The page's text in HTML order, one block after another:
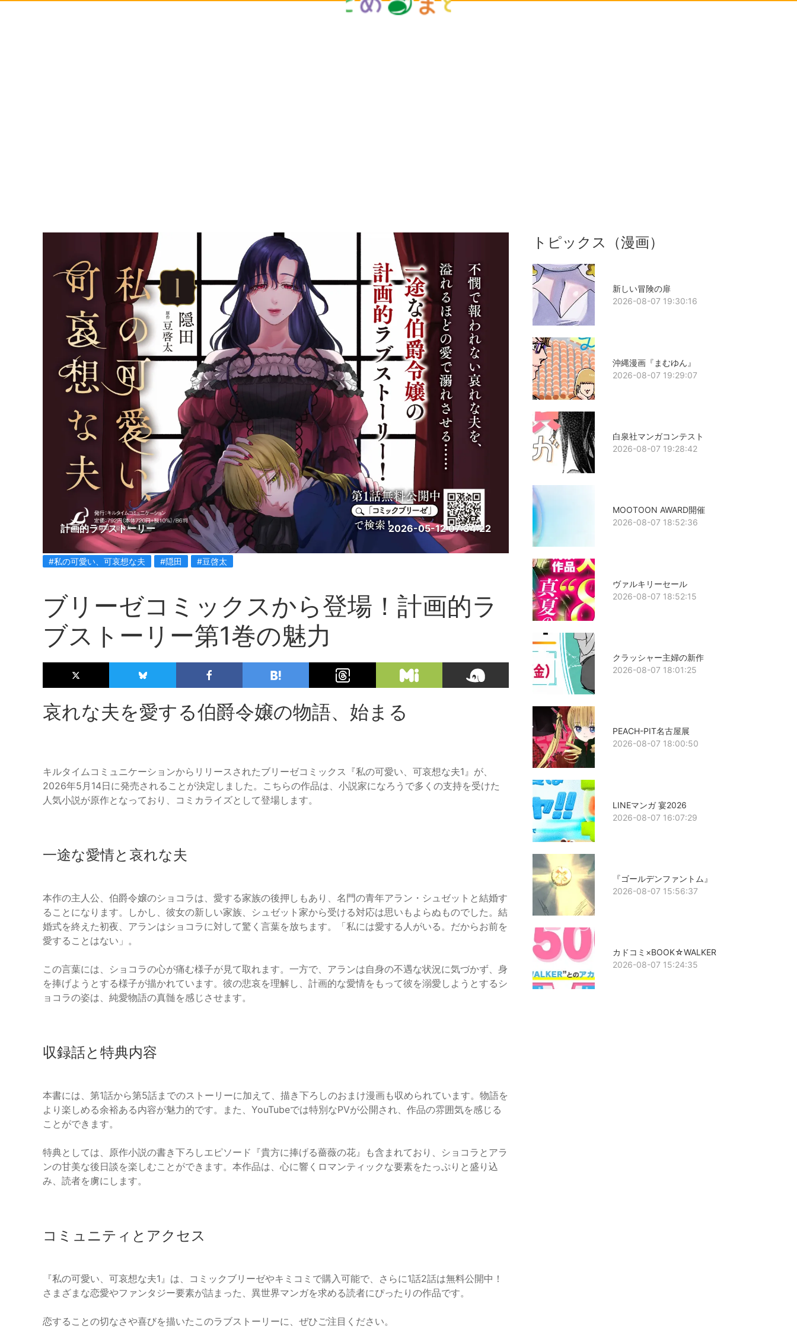
計画的ラブストーリー 2026-05-12 07:34:22
#私の可愛い、可哀想な夫 #隠田 #豆啓太
ブリーゼコミックスから登場！計画的ラ
ブストーリー第1巻の魅力
哀れな夫を愛する伯爵令嬢の物語、始まる
キルタイムコミュニケーションからリリースされたブリーゼコミックス『私の可愛い、可哀想な夫1』が、
2026年5月14日に発売されることが決定しました。こちらの作品は、小説家になろうで多くの支持を受けた
人気小説が原作となっており、コミカライズとして登場します。
一途な愛情と哀れな夫
本作の主人公、伯爵令嬢のショコラは、愛する家族の後押しもあり、名門の青年アラン・シュゼットと結婚す
ることになります。しかし、彼女の新しい家族、シュゼット家から受ける対応は思いもよらぬものでした。結
婚式を終えた初夜、アランはショコラに対して驚く言葉を放ちます。「私には愛する人がいる。だからお前を
愛することはない」。
この言葉には、ショコラの心が痛む様子が見て取れます。一方で、アランは自身の不遇な状況に気づかず、身
を捧げようとする様子が描かれています。彼の悲哀を理解し、計画的な愛情をもって彼を溺愛しようとするシ
ョコラの姿は、純愛物語の真髄を感じさせます。
収録話と特典内容
本書には、第1話から第5話までのストーリーに加えて、描き下ろしのおまけ漫画も収められています。物語を
より楽しめる余裕ある内容が魅力的です。また、YouTubeでは特別なPVが公開され、作品の雰囲気を感じる
ことができます。
特典としては、原作小説の書き下ろしエピソード『貴方に捧げる薔薇の花』も含まれており、ショコラとアラ
ンの甘美な後日談を楽しむことができます。本作品は、心に響くロマンティックな要素をたっぷりと盛り込
み、読者を虜にします。
コミュニティとアクセス
『私の可愛い、可哀想な夫1』は、コミックブリーゼやキミコミで購入可能で、さらに1話2話は無料公開中！
さまざまな恋愛やファンタジー要素が詰まった、異世界マンガを求める読者にぴったりの作品です。
恋することの切なさや喜びを描いたこのラブストーリーに、ぜひご注目ください。
トピックス（漫画）
新しい冒険の扉
2026-08-07 19:30:16
沖縄漫画『まむゆん』
2026-08-07 19:29:07
白泉社マンガコンテスト
2026-08-07 19:28:42
MOOTOON AWARD開催
2026-08-07 18:52:36
ヴァルキリーセール
2026-08-07 18:52:15
クラッシャー主婦の新作
2026-08-07 18:01:25
PEACH-PIT名古屋展
2026-08-07 18:00:50
LINEマンガ 宴2026
2026-08-07 16:07:29
『ゴールデンファントム』
2026-08-07 15:56:37
カドコミ×BOOK☆WALKER
2026-08-07 15:24:35